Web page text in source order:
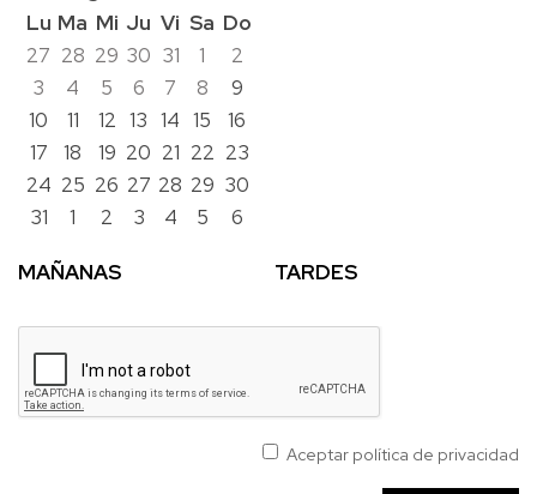
Lu Ma Mi Ju Vi Sa Do
27 28 29 30 31 1
2
3
4 5 6 7 8
9
10
11 12 13 14 15
16
17
18 19 20 21 22 23
24 25 26 27 28 29 30
31
1 2 3 4 5 6
MAÑANAS TARDES
Aceptar política de privacidad